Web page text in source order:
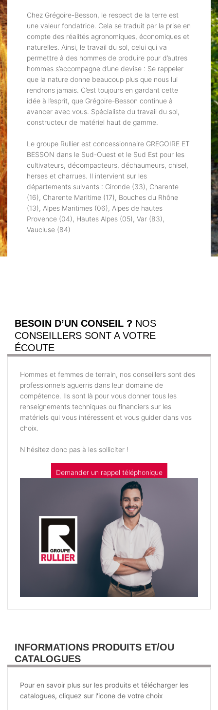
Chez Grégoire-Besson, le respect de la terre est
une valeur fondatrice. Cela se traduit par la prise en
compte des réalités agronomiques, économiques et
naturelles. Ainsi, le travail du sol, celui qui va
permettre à des hommes de produire pour d’autres
hommes s’accompagne d’une devise : Se rappeler
que la nature donne beaucoup plus que nous lui
rendrons jamais. C’est toujours en gardant cette
idée à l’esprit, que Grégoire-Besson continue à
avancer avec vous. Spécialiste du travail du sol,
constructeur de matériel haut de gamme.
Le groupe Rullier est concessionnaire GREGOIRE ET
BESSON dans le Sud-Ouest et le Sud Est pour les
cultivateurs, décompacteurs, déchaumeurs, chisel,
herses et charrues. Il intervient sur les
départements suivants : Gironde (33), Charente
(16), Charente Maritime (17), Bouches du Rhône
(13), Alpes Maritimes (06), Alpes de hautes
Provence (04), Hautes Alpes (05), Var (83),
Vaucluse (84)
BESOIN D’UN CONSEIL ? NOS
CONSEILLERS SONT A VOTRE
ÉCOUTE
Hommes et femmes de terrain, nos conseillers sont des
professionnels aguerris dans leur domaine de
compétence. Ils sont là pour vous donner tous les
renseignements techniques ou financiers sur les
matériels qui vous intéressent et vous guider dans vos
choix.
N'hésitez donc pas à les solliciter !
Demander un rappel téléphonique
INFORMATIONS PRODUITS ET/OU
CATALOGUES
Pour en savoir plus sur les produits et télécharger les
catalogues, cliquez sur l'icone de votre choix